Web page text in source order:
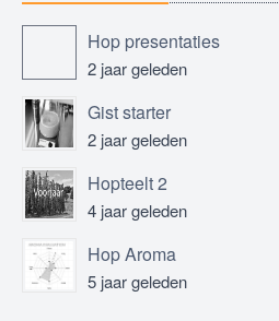
Hop presentaties
2 jaar geleden
Gist starter
2 jaar geleden
Hopteelt 2
4 jaar geleden
Hop Aroma
5 jaar geleden